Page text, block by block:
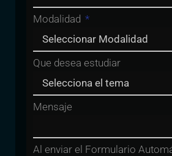
Modalidad
Que desea estudiar
Mensaje
Al enviar el Formulario